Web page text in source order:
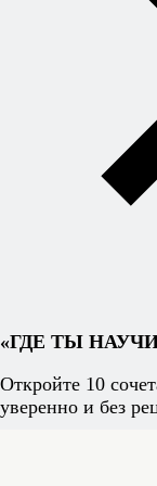
Кулинарные
Избранные
Мангал, гриль,
эти слова
сковороду
«ГДЕ ТЫ
Откройте 10
уверенно и без